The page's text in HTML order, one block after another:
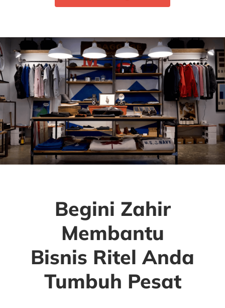
Begini Zahir
Membantu
Bisnis Ritel Anda
Tumbuh Pesat